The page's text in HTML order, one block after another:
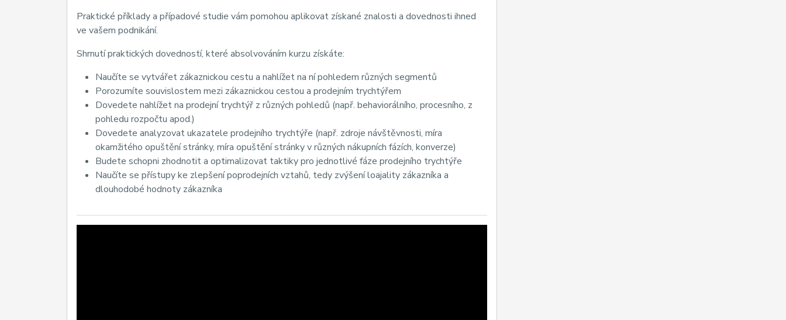
Praktické příklady a případové studie vám pomohou aplikovat získané znalosti a dovednosti ihned
ve vašem podnikání.
Shrnutí praktických dovedností, které absolvováním kurzu získáte:
Naučíte se vytvářet zákaznickou cestu a nahlížet na ní pohledem různých segmentů
Porozumíte souvislostem mezi zákaznickou cestou a prodejním trychtýřem
Dovedete nahlížet na prodejní trychtýř z různých pohledů (např. behaviorálního, procesního, z
pohledu rozpočtu apod.)
Dovedete analyzovat ukazatele prodejního trychtýře (např. zdroje návštěvnosti, míra
okamžitého opuštění stránky, míra opuštění stránky v různých nákupních fázích, konverze)
Budete schopni zhodnotit a optimalizovat taktiky pro jednotlivé fáze prodejního trychtýře
Naučíte se přístupy ke zlepšení poprodejních vztahů, tedy zvýšení loajality zákazníka a
dlouhodobé hodnoty zákazníka